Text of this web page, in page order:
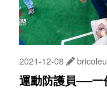
2021-12-08
運動防護員──一